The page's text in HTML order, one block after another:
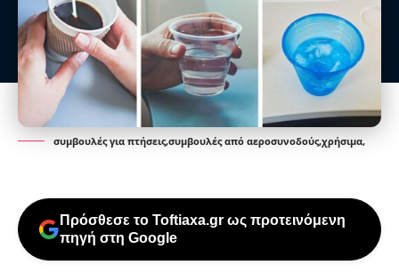
συμβουλές για πτήσεις,συμβουλές από αεροσυνοδούς,χρήσιμα,
Πρόσθεσε το Toftiaxa.gr ως προτεινόμενη
πηγή στη Google